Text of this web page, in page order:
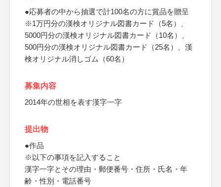
●応募者の中から抽選で計100名の方に賞品を贈呈
※1万円分の漢検オリジナル図書カード（5名）、
5000円分の漢検オリジナル図書カード（10名）、
500円分の漢検オリジナル図書カード（25名）、漢
検オリジナル消しゴム（60名）
募集内容
2014年の世相を表す漢字一字
提出物
●作品
※以下の事項を記入すること
漢字一字とその理由・郵便番号・住所・氏名・年
齢・性別・電話番号